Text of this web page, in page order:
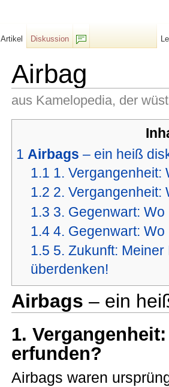
Airbag
aus Kamelopedia, der
1 Airbags – ein heiß
1.1 1. Vergangenheit:
1.2 2. Vergangenheit:
1.3 3. Gegenwart:
1.4 4. Gegenwart:
1.5 5. Zukunft:
überdenken!
Airbags – ein
1.
erfunden?
Airbags waren
Artikel
Diskussion